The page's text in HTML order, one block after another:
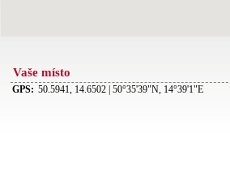
Vaše místo
GPS: 50.5941, 14.6502 | 50°35'39"N, 14°39'1"E